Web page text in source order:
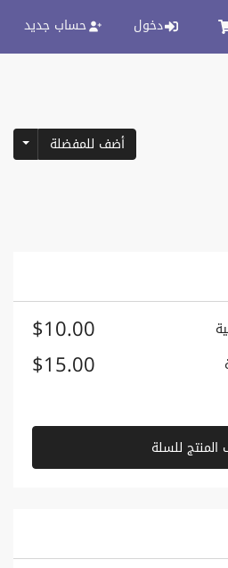
دخول حساب جديد
أضف للمفضلة
$10.00
$15.00
للسلة